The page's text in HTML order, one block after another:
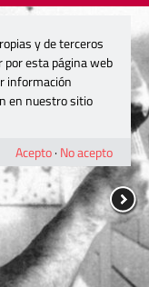
y de terceros
por esta página web
información
en nuestro sitio
Acepto· No acepto